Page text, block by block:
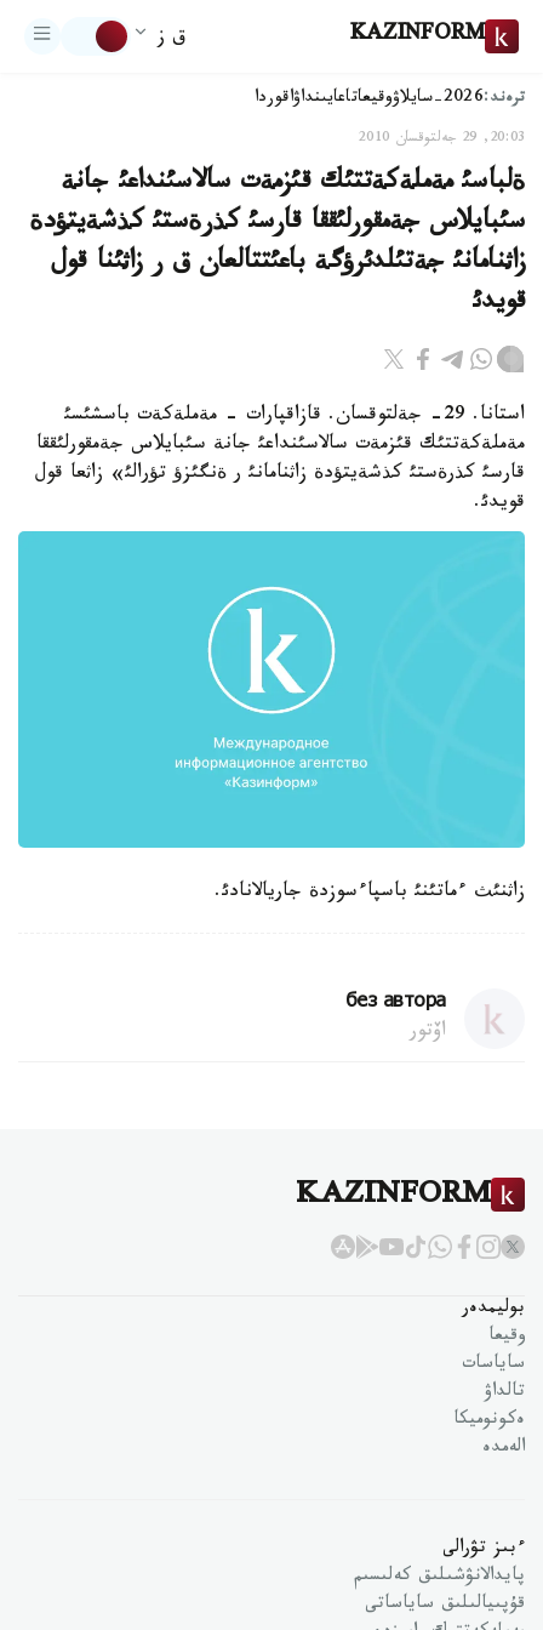
KAZINFORM ق ز
ترەند:2026-سايلاۋ وقيعاتاعايىنداۋاقوردا
20:03, 29 جەلتوقسان 2010
ةلباسئ مةملةكةتتئك قئزمةت سالاسئنداعئ جانة
سئبايلاس جةمقورلئققا قارسئ كذرةستئ كذشةيتؤدة
زاثنامانئ جةتئلدئرؤگة باعئتتالعان ق ر زاثئنا قول
قويدئ
استانا. 29- جةلتوقسان. قازاقپارات - مةملةكةت باسشئسئ
مةملةكةتتئك قئزمةت سالاسئنداعئ جانة سئبايلاس جةمقورلئققا
قارسئ كذرةستئ كذشةيتؤدة زاثنامانئ ر ةنگئزؤ تؤرالئ» زاثعا قول
قويدئ.
زاثنئث ءماتئنئ باسپاءسوزدة جاريالانادئ.
без автора
اۆتور
KAZINFORM
بوليمدەر
وقيعا
ساياسات
تالداۋ
ەكونوميكا
الەمدە
ءبىز تۋرالى
پايدالانۋشىلىق كەلىسىم
قۇپىيالىلىق ساياساتى